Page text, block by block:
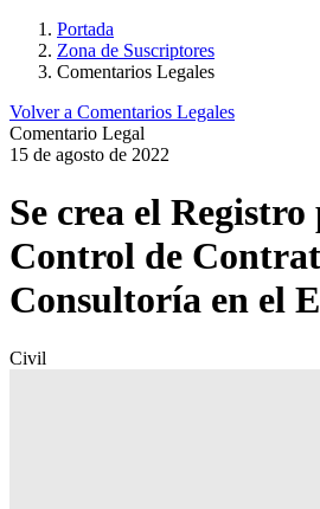
Portada
Zona de Suscriptores
Comentarios Legales
Volver a Comentarios Legales
Comentario Legal
15 de agosto de 2022
Se crea el
Control de
Consultoría en el
Civil